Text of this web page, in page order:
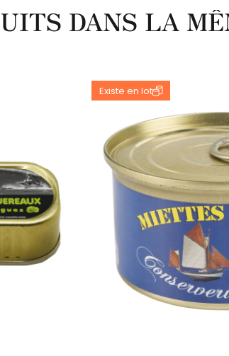
DANS LA
Existe en lot